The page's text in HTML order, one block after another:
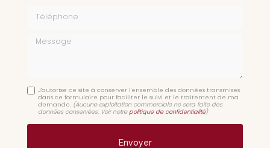
Message
J'autorise ce site à conserver l'ensemble des données transmises
dans ce formulaire pour faciliter le suivi et le traitement de ma
demande. (Aucune exploitation commerciale ne sera faite des
données conservées. Voir notre politique de confidentialité)